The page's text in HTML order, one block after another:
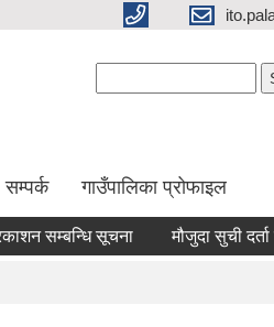
सम्पर्क गाउँपालिका प्रोफाइल
सम्बन्धि सूचना मौजुदा सुची दर्ता